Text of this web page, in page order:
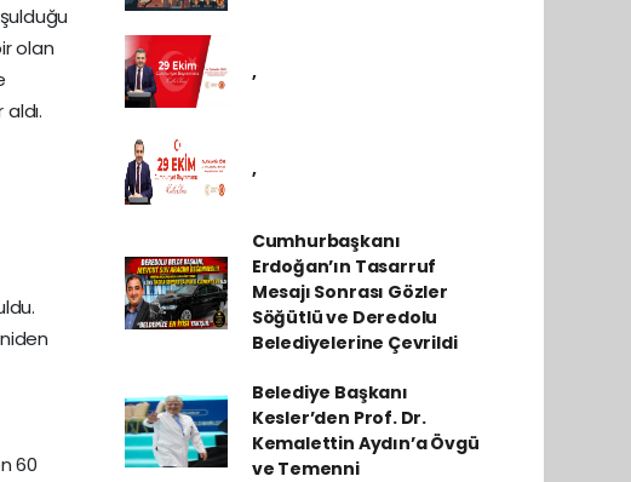
olan
60
,
,
Cumhurbaşkanı
Erdoğan’ın Tasarruf
Mesajı Sonrası Gözler
Söğütlü ve Deredolu
Belediyelerine Çevrildi
Belediye Başkanı
Kesler’den Prof. Dr.
Kemalettin Aydın’a Övgü
ve Temenni